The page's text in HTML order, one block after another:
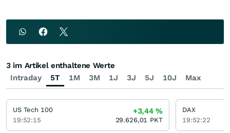
Intraday 5T 1M 3M 1J 3J 5J 10J Max
3 im Artikel enthaltene Werte
US Tech 100
19:52:15
+3,44%
29.626,01 PKT
DAX
19:52:22